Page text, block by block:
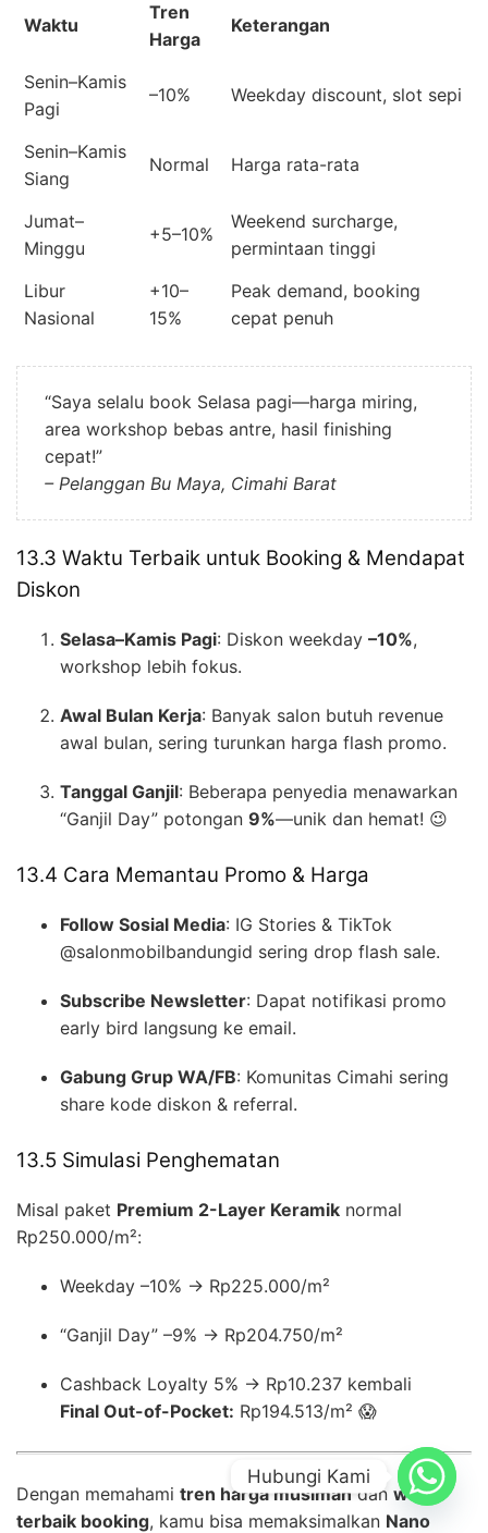
Waktu
Tren
Harga
Keterangan
Senin–Kamis
Pagi
–10% Weekday discount, slot sepi
Senin–Kamis
Siang
Normal Harga rata-rata
Jumat–
Minggu
+5–10%
Weekend surcharge,
permintaan tinggi
Libur
Nasional
+10–
15%
Peak demand, booking
cepat penuh
“Saya selalu book Selasa pagi—harga miring,
area workshop bebas antre, hasil finishing
cepat!”
– Pelanggan Bu Maya, Cimahi Barat
13.3 Waktu Terbaik untuk Booking & Mendapat
Diskon
Selasa–Kamis Pagi: Diskon weekday –10%,
workshop lebih fokus.
Awal Bulan Kerja: Banyak salon butuh revenue
awal bulan, sering turunkan harga flash promo.
Tanggal Ganjil: Beberapa penyedia menawarkan
“Ganjil Day” potongan 9%—unik dan hemat! 😉
13.4 Cara Memantau Promo & Harga
Follow Sosial Media: IG Stories & TikTok
@salonmobilbandungid sering drop flash sale.
Subscribe Newsletter: Dapat notifikasi promo
early bird langsung ke email.
Gabung Grup WA/FB: Komunitas Cimahi sering
share kode diskon & referral.
13.5 Simulasi Penghematan
Misal paket Premium 2-Layer Keramik normal
Rp250.000/m²:
Weekday –10% → Rp225.000/m²
“Ganjil Day” –9% → Rp204.750/m²
Cashback Loyalty 5% → Rp10.237 kembali
Final Out-of-Pocket: Rp194.513/m² 😱
Dengan memahami tren harga musiman dan waktu
terbaik booking, kamu bisa memaksimalkan Nano
Hubungi Kami